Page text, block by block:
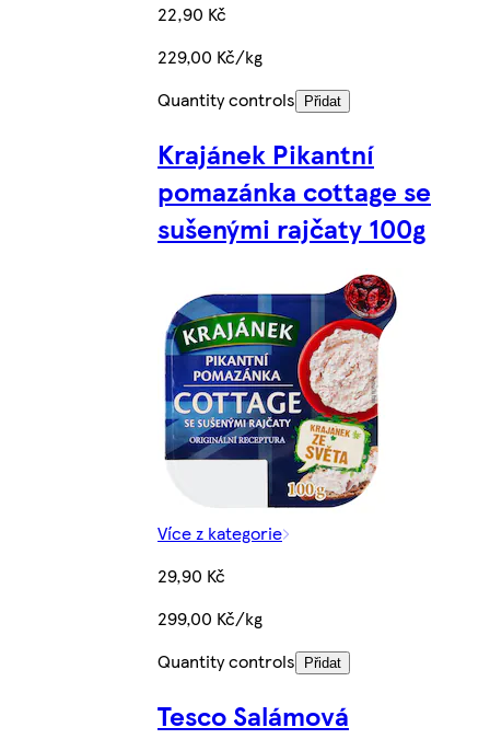
22,90 Kč
229,00 Kč/kg
Quantity controls
Přidat
Krajánek Pikantní
pomazánka cottage se
sušenými rajčaty 100g
Více z kategorie
29,90 Kč
299,00 Kč/kg
Quantity controls
Přidat
Tesco Salámová